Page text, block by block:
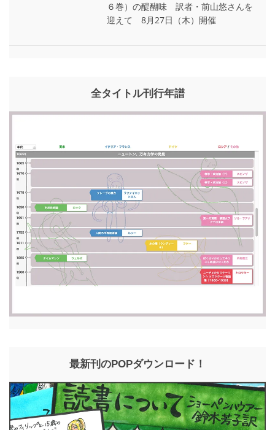
６巻）の醍醐味 訳者・前山悠さんを
迎えて 8月27日（木）開催
全タイトル刊行年譜
最新刊のPOPダウンロード！